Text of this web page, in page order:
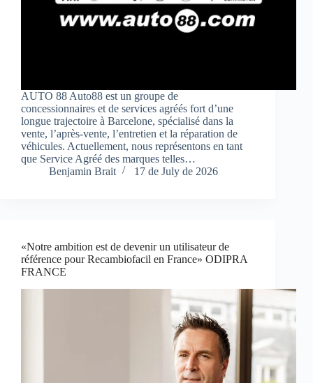
AUTO 88 Auto88 est un groupe de
concessionnaires et de services agréés fort d’une
longue trajectoire à Barcelone, spécialisé dans la
vente, l’après-vente, l’entretien et la réparation de
véhicules. Actuellement, nous représentons en tant
que Service Agréé des marques telles…
Benjamin Brait
17 de July de 2026
«Notre ambition est de devenir un utilisateur de
référence pour Recambiofacil en France» ODIPRA
FRANCE